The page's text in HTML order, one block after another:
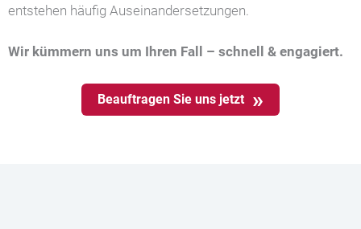
entstehen häufig Auseinandersetzungen.
Wir kümmern uns um Ihren Fall – schnell & engagiert.
Beauftragen Sie uns jetzt